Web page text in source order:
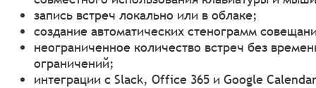
запись встреч локально или в облаке;
создание автоматических стенограмм
неограниченное количество встреч без
ограничений;
интеграции с Slack, Office 365 и Google